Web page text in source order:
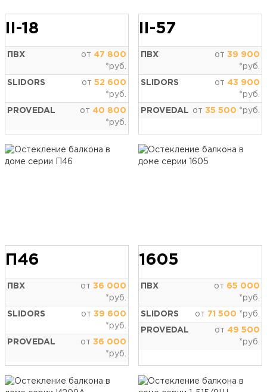
II-18
ПВХ от 47 800
*руб.
SLIDORS от 52 600
*руб.
PROVEDAL от 40 800
*руб.
II-57
ПВХ от 39 900
*руб.
SLIDORS от 43 900
*руб.
PROVEDAL от 35 500 *руб.
П46
ПВХ от 36 000
*руб.
SLIDORS от 39 600
*руб.
PROVEDAL от 36 000
*руб.
1605
ПВХ от 65 000
*руб.
SLIDORS от 71 500 *руб.
PROVEDAL от 49 500
*руб.